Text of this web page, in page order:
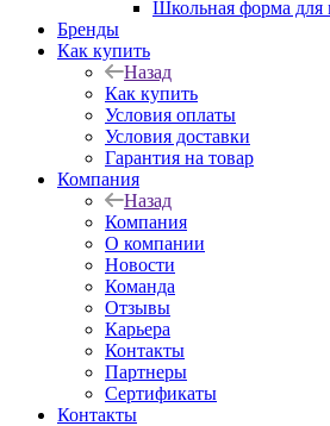
Школьная форма для
Бренды
Как купить
Назад
Как купить
Условия оплаты
Условия доставки
Гарантия на товар
Компания
Назад
Компания
О компании
Новости
Команда
Отзывы
Карьера
Контакты
Партнеры
Сертификаты
Контакты